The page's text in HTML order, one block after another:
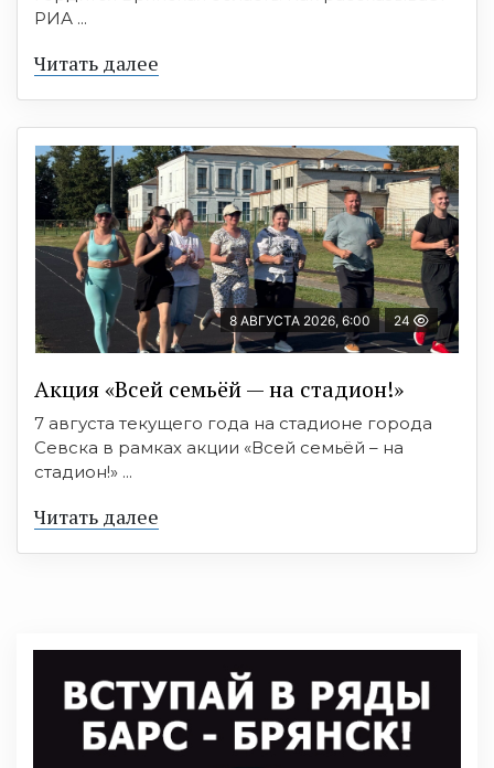
РИА ...
Читать далее
8 АВГУСТА 2026, 6:00 24
Акция «Всей семьёй — на стадион!»
7 августа текущего года на стадионе города
Севска в рамках акции «Всей семьёй – на
стадион!» ...
Читать далее